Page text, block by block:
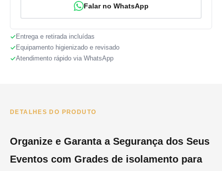
Falar no WhatsApp
Entrega e retirada incluídas
Equipamento higienizado e revisado
Atendimento rápido via WhatsApp
DETALHES DO PRODUTO
Organize e Garanta a Segurança dos Seus
Eventos com Grades de isolamento para